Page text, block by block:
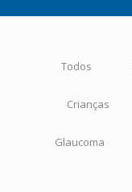
Todos
Crianças
Glaucoma